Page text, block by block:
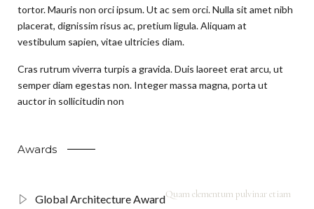
tortor. Mauris non orci ipsum. Ut ac sem orci. Nulla sit amet nibh
placerat, dignissim risus ac, pretium ligula. Aliquam at
vestibulum sapien, vitae ultricies diam.
Cras rutrum viverra turpis a gravida. Duis laoreet erat arcu, ut
semper diam egestas non. Integer massa magna, porta ut
auctor in sollicitudin non
Awards
Global Architecture AwardQuam elementum pulvinar etiam